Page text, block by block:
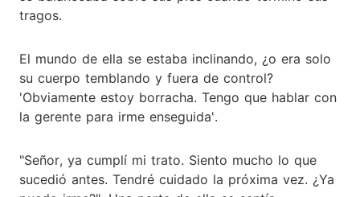
tragos.
El mundo de ella se estaba inclinando, ¿o era solo
su cuerpo temblando y fuera de control?
'Obviamente estoy borracha. Tengo que hablar con
la gerente para irme enseguida'.
"Señor, ya cumplí mi trato. Siento mucho lo que
sucedió antes. Tendré cuidado la próxima vez. ¿Ya